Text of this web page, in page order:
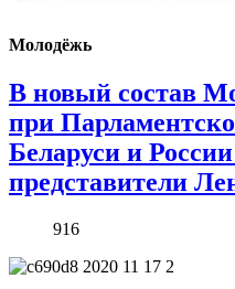
Молодёжь
В новый состав
при
Беларуси и
представители
916